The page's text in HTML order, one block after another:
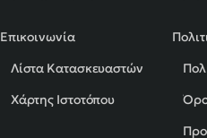
Επικοινωνία
Λίστα Κατασκευαστών
Χάρτης Ιστοτόπου